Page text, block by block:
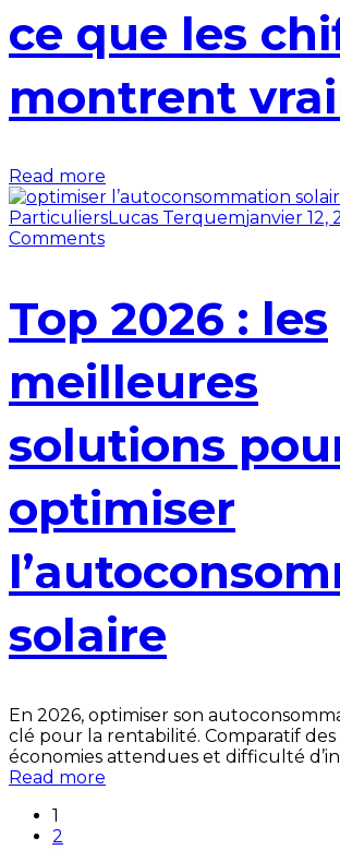
ce que les
montrent
Read more
ParticuliersLucas Terquemjanvier 12,
Comments
Top 2026 : les
meilleures
solutions
optimiser
solaire
En 2026, optimiser son
clé pour la rentabilité. Comparatif des
économies attendues et difficulté
Read more
1
2